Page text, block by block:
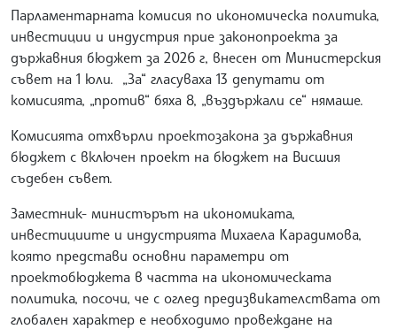
Парламентарната комисия по икономическа политика,
инвестиции и индустрия прие законопроекта за
държавния бюджет за 2026 г, внесен от Министерския
съвет на 1 юли. „За“ гласуваха 13 депутати от
комисията, „против“ бяха 8, „въздържали се“ нямаше.
Комисията отхвърли проектозакона за държавния
бюджет с включен проект на бюджет на Висшия
съдебен съвет.
Заместник- министърът на икономиката,
инвестициите и индустрията Михаела Карадимова,
която представи основни параметри от
проектобюджета в частта на икономическата
политика, посочи, че с оглед предизвикателствата от
глобален характер е необходимо провеждане на